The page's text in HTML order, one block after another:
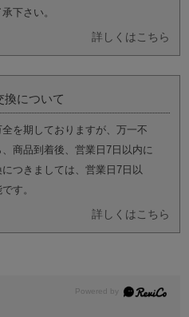
下さい。
詳しくはこちら
換について
を期しておりますが、万一不
商品到着後、営業日7日以内に
つきましては、営業日7日以
す。
詳しくはこちら